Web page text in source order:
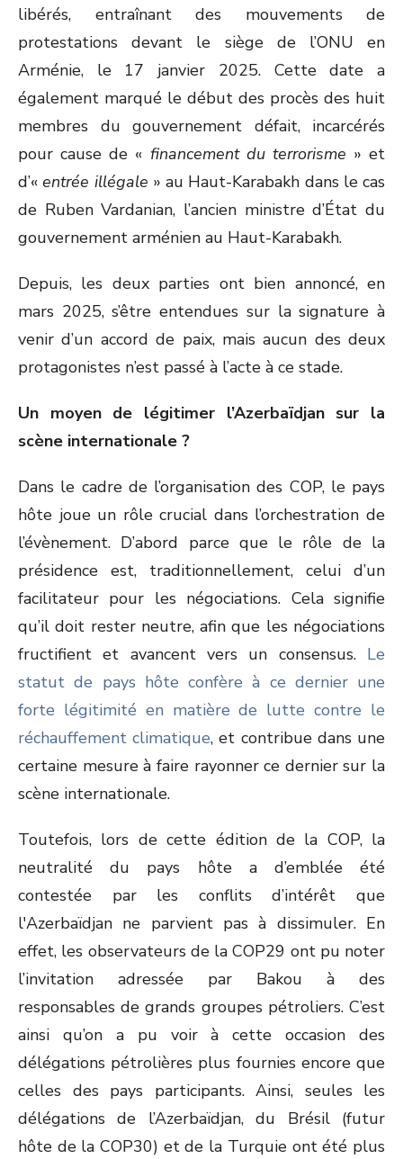
libérés, entraînant des mouvements de
protestations devant le siège de l’ONU en
Arménie, le 17 janvier 2025. Cette date a
également marqué le début des procès des huit
membres du gouvernement défait, incarcérés
pour cause de « financement du terrorisme » et
d’«entrée illégale » au Haut-Karabakh dans le cas
de Ruben Vardanian, l’ancien ministre d’État du
gouvernement arménien au Haut-Karabakh.
Depuis, les deux parties ont bien annoncé, en
mars 2025, s’être entendues sur la signature à
venir d’un accord de paix, mais aucun des deux
protagonistes n’est passé à l’acte à ce stade.
Un moyen de légitimer l’Azerbaïdjan sur la
scène internationale ?
Dans le cadre de l’organisation des COP, le pays
hôte joue un rôle crucial dans l’orchestration de
l’évènement. D’abord parce que le rôle de la
présidence est, traditionnellement, celui d’un
facilitateur pour les négociations. Cela signifie
qu’il doit rester neutre, afin que les négociations
fructifient et avancent vers un consensus. Le
statut de pays hôte confère à ce dernier une
forte légitimité en matière de lutte contre le
réchauffement climatique, et contribue dans une
certaine mesure à faire rayonner ce dernier sur la
scène internationale.
Toutefois, lors de cette édition de la COP, la
neutralité du pays hôte a d’emblée été
contestée par les conflits d’intérêt que
l'Azerbaïdjan ne parvient pas à dissimuler. En
effet, les observateurs de la COP29 ont pu noter
l’invitation adressée par Bakou à des
responsables de grands groupes pétroliers. C’est
ainsi qu’on a pu voir à cette occasion des
délégations pétrolières plus fournies encore que
celles des pays participants. Ainsi, seules les
délégations de l’Azerbaïdjan, du Brésil (futur
hôte de la COP30) et de la Turquie ont été plus